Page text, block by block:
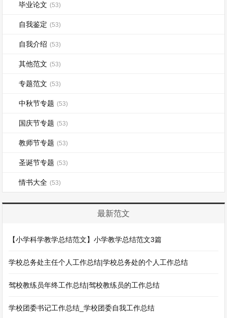
毕业论文 (53)
自我鉴定 (53)
自我介绍 (53)
其他范文 (53)
专题范文 (53)
中秋节专题 (53)
国庆节专题 (53)
教师节专题 (53)
圣诞节专题 (53)
情书大全 (53)
最新范文
【小学科学教学总结范文】小学教学总结范文3篇
学校总务处主任个人工作总结|学校总务处的个人工作总结
驾校教练员年终工作总结|驾校教练员的工作总结
学校团委书记工作总结_学校团委自我工作总结